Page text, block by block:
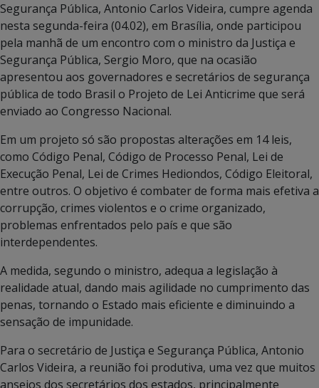
Segurança Pública, Antonio Carlos Videira, cumpre agenda
nesta segunda-feira (04.02), em Brasília, onde participou
pela manhã de um encontro com o ministro da Justiça e
Segurança Pública, Sergio Moro, que na ocasião
apresentou aos governadores e secretários de segurança
pública de todo Brasil o Projeto de Lei Anticrime que será
enviado ao Congresso Nacional.
Em um projeto só são propostas alterações em 14 leis,
como Código Penal, Código de Processo Penal, Lei de
Execução Penal, Lei de Crimes Hediondos, Código Eleitoral,
entre outros. O objetivo é combater de forma mais efetiva a
corrupção, crimes violentos e o crime organizado,
problemas enfrentados pelo país e que são
interdependentes.
A medida, segundo o ministro, adequa a legislação à
realidade atual, dando mais agilidade no cumprimento das
penas, tornando o Estado mais eficiente e diminuindo a
sensação de impunidade.
Para o secretário de Justiça e Segurança Pública, Antonio
Carlos Videira, a reunião foi produtiva, uma vez que muitos
anseios dos secretários dos estados, principalmente